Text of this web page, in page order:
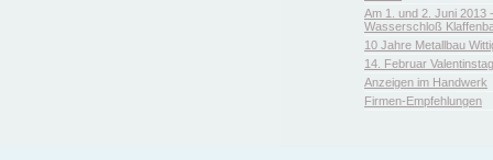
Am 1. und 2. Juni 2013
Wasserschloß
10 Jahre Metallbau
14. Februar
Anzeigen im Handwerk
Firmen-Empfehlungen